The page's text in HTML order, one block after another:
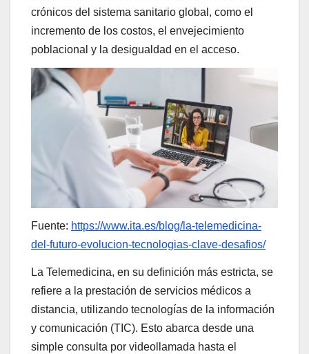
crónicos del sistema sanitario global, como el
incremento de los costos, el envejecimiento
poblacional y la desigualdad en el acceso.
Fuente: https://www.ita.es/blog/la-telemedicina-
del-futuro-evolucion-tecnologias-clave-desafios/
La Telemedicina, en su definición más estricta, se
refiere a la prestación de servicios médicos a
distancia, utilizando tecnologías de la información
y comunicación (TIC). Esto abarca desde una
simple consulta por videollamada hasta el